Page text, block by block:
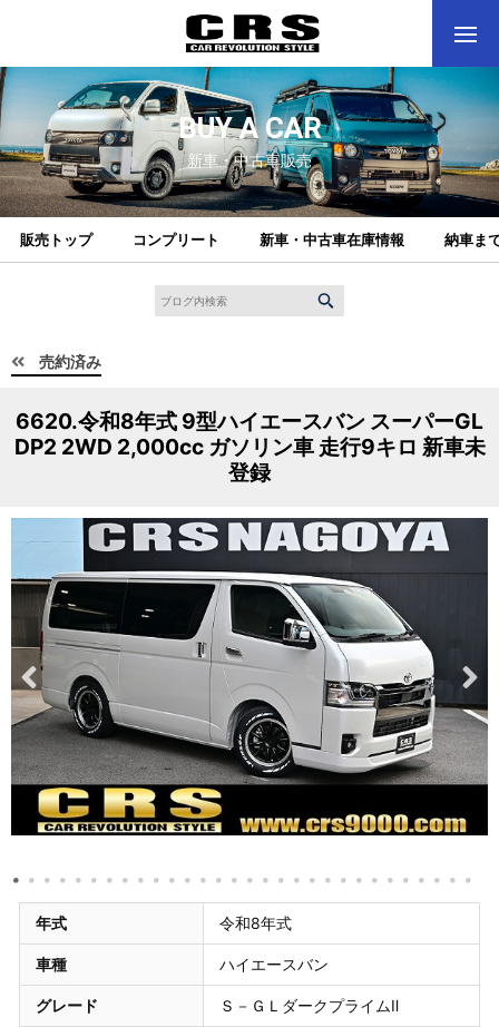
BUY A CAR
新車・中古車販売
販売トップ コンプリート 新車・中古車在庫情報 納車ま
売約済み
6620.令和8年式 9型ハイエースバン スーパーGL
DP2 2WD 2,000cc ガソリン車 走行9キロ 新車未
登録
年式 令和8年式
車種 ハイエースバン
グレード Ｓ－ＧＬダークプライムⅡ